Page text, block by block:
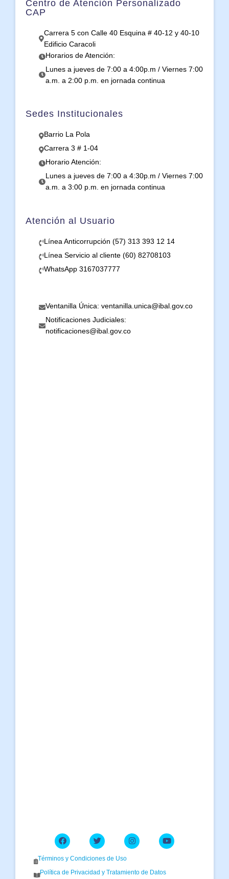
Centro de Atención Personalizado
CAP
Carrera 5 con Calle 40 Esquina # 40-12 y 40-10
Edificio Caracoli
Horarios de Atención:
Lunes a jueves de 7:00 a 4:00p.m / Viernes 7:00
a.m. a 2:00 p.m. en jornada continua
Sedes Institucionales
Barrio La Pola
Carrera 3 # 1-04
Horario Atención:
Lunes a jueves de 7:00 a 4:30p.m / Viernes 7:00
a.m. a 3:00 p.m. en jornada continua
Atención al Usuario
Línea Anticorrupción (57) 313 393 12 14
Línea Servicio al cliente (60) 82708103
WhatsApp 3167037777
Ventanilla Única: ventanilla.unica@ibal.gov.co
Notificaciones Judiciales:
notificaciones@ibal.gov.co
Términos y Condiciones de Uso
Política de Privacidad y Tratamiento de Datos